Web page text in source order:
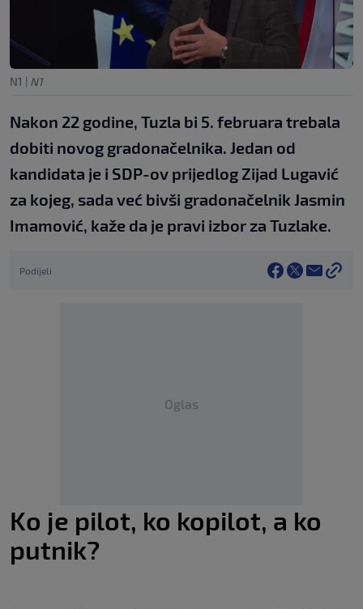
N1 | N1
Nakon 22 godine, Tuzla bi 5. februara trebala
dobiti novog gradonačelnika. Jedan od
kandidata je i SDP-ov prijedlog Zijad Lugavić
za kojeg, sada već bivši gradonačelnik Jasmin
Imamović, kaže da je pravi izbor za Tuzlake.
Podijeli
Oglas
Ko je pilot, ko kopilot, a ko
putnik?